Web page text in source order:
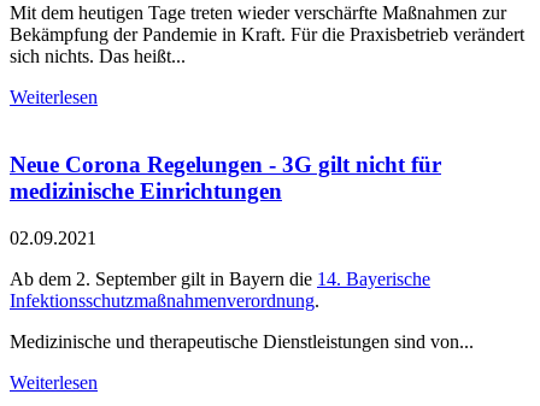
Mit dem heutigen Tage treten wieder verschärfte Maßnahmen zur
Bekämpfung der Pandemie in Kraft. Für die Praxisbetrieb verändert
sich nichts. Das heißt...
Weiterlesen
Neue Corona Regelungen - 3G gilt nicht für
medizinische Einrichtungen
02.09.2021
Ab dem 2. September gilt in Bayern die 14. Bayerische
Infektionsschutzmaßnahmenverordnung.
Medizinische und therapeutische Dienstleistungen sind von...
Weiterlesen